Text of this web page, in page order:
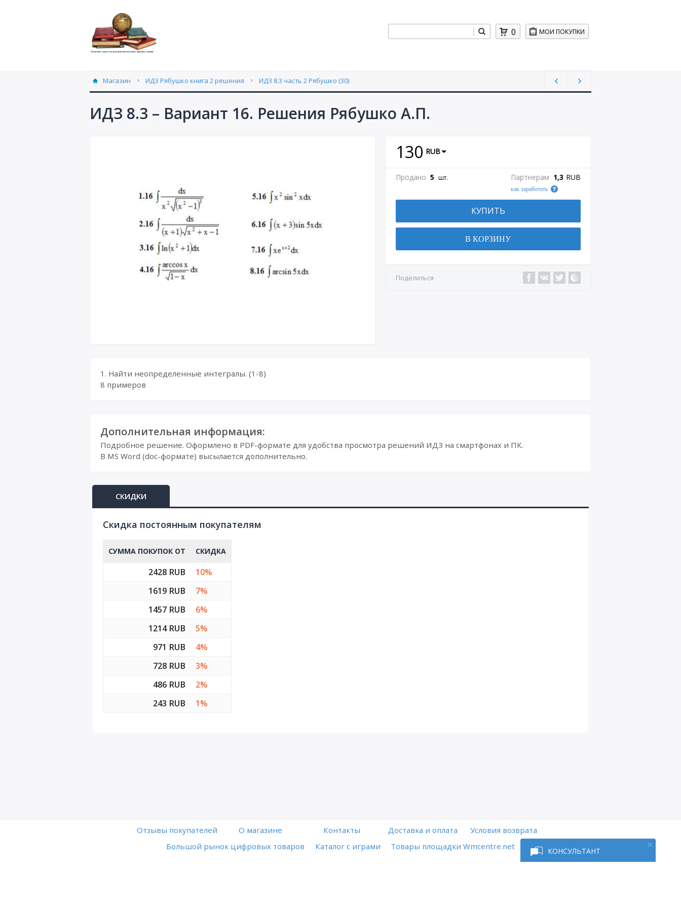
КОНСУЛЬТАНТ
МОИ ПОКУПКИ
0
Магазин ИДЗ Рябушко книга 2 решения ИДЗ 8.3 часть 2 Рябушко (30)
ИДЗ 8.3 – Вариант 16. Решения Рябушко А.П.
130 RUB
Продано 5 шт. Партнерам 1,3 RUB
как заработать
КУПИТЬ
В КОРЗИНУ
Поделиться
1. Найти неопределенные интегралы. (1-8)
8 примеров
Дополнительная информация:
Подробное решение. Оформлено в PDF-формате для удобства просмотра решений ИДЗ на смартфонах и ПК.
В MS Word (doc-формате) высылается дополнительно.
СКИДКИ
Cкидка постоянным покупателям
СУММА ПОКУПОК ОТ СКИДКА
2428 RUB
10%
1619 RUB
7%
1457 RUB
6%
1214 RUB
5%
971 RUB
4%
728 RUB
3%
486 RUB
2%
243 RUB
1%
Отзывы покупателей O магазине Контакты Доставка и оплата
Условия возврата
Большой рынок цифровых товаров
Каталог с играми Товары площадки Wmcentre.net